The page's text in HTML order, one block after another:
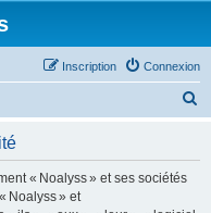
Connexion
Inscription
« Noalyss » et ses sociétés
Noalyss » et